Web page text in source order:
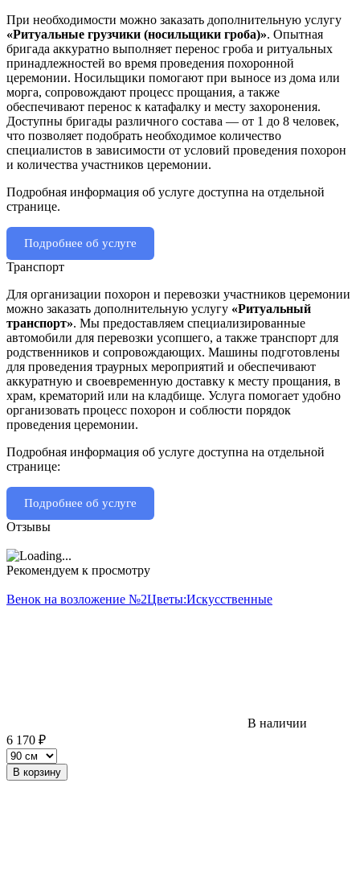
При необходимости можно заказать дополнительную услугу
«Ритуальные грузчики (носильщики гроба)». Опытная
бригада аккуратно выполняет перенос гроба и ритуальных
принадлежностей во время проведения похоронной
церемонии. Носильщики помогают при выносе из дома или
морга, сопровождают процесс прощания, а также
обеспечивают перенос к катафалку и месту захоронения.
Доступны бригады различного состава — от 1 до 8 человек,
что позволяет подобрать необходимое количество
специалистов в зависимости от условий проведения похорон
и количества участников церемонии.
Подробная информация об услуге доступна на отдельной
странице.
Подробнее об услуге
Транспорт
Для организации похорон и перевозки участников церемонии
можно заказать дополнительную услугу «Ритуальный
транспорт». Мы предоставляем специализированные
автомобили для перевозки усопшего, а также транспорт для
родственников и сопровождающих. Машины подготовлены
для проведения траурных мероприятий и обеспечивают
аккуратную и своевременную доставку к месту прощания, в
храм, крематорий или на кладбище. Услуга помогает удобно
организовать процесс похорон и соблюсти порядок
проведения церемонии.
Подробная информация об услуге доступна на отдельной
странице:
Подробнее об услуге
Отзывы
Рекомендуем к просмотру
Венок на возложение №2Цветы:Искусственные
В наличии
6 170 ₽
В корзину